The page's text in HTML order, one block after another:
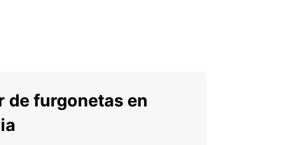
de furgonetas en